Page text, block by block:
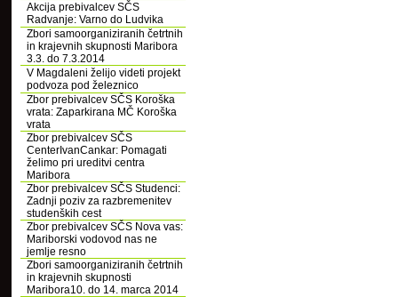
Akcija prebivalcev SČS
Radvanje: Varno do Ludvika
Zbori samoorganiziranih četrtnih
in krajevnih skupnosti Maribora
3.3. do 7.3.2014
V Magdaleni želijo videti projekt
podvoza pod železnico
Zbor prebivalcev SČS Koroška
vrata: Zaparkirana MČ Koroška
vrata
Zbor prebivalcev SČS
CenterIvanCankar: Pomagati
želimo pri ureditvi centra
Maribora
Zbor prebivalcev SČS Studenci:
Zadnji poziv za razbremenitev
studenških cest
Zbor prebivalcev SČS Nova vas:
Mariborski vodovod nas ne
jemlje resno
Zbori samoorganiziranih četrtnih
in krajevnih skupnosti
Maribora10. do 14. marca 2014